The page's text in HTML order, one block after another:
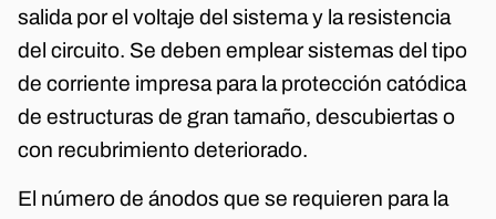
salida por el voltaje del sistema y la resistencia
del circuito. Se deben emplear sistemas del tipo
de corriente impresa para la protección catódica
de estructuras de gran tamaño, descubiertas o
con recubrimiento deteriorado.
El número de ánodos que se requieren para la